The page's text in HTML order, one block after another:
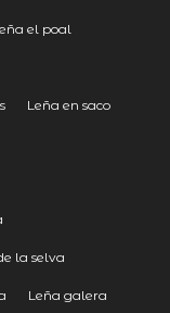
el poal
Leña en saco
la selva
Leña galera